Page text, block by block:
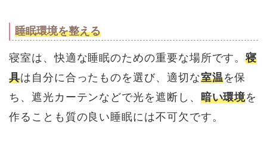
睡眠環境を整える
寝室は、快適な睡眠のための重要な場所です。寝
具は自分に合ったものを選び、適切な室温を保
ち、遮光カーテンなどで光を遮断し、 暗い環境を
作ることも質の良い睡眠には不可欠です。